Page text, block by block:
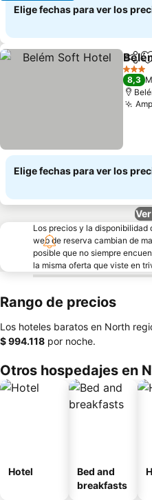
Elige fechas para ver los
3
8,3
Elige fechas para ver los
Los precios y la
web de reserva cambian de
posible que no siempre
la misma oferta que viste en
Rango de precios
Los hoteles baratos en North
‎$ 994.118 por noche.
Otros hospedajes en
Hotel
Bed and
breakfasts